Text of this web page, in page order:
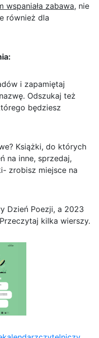
wspaniała zabawa, nie
również dla
i zapamiętaj
Odszukaj też
będziesz
Książki, do których
na inne, sprzedaj,
zrobisz miejsce na
Dzień Poezji, a 2023
kilka wierszy.